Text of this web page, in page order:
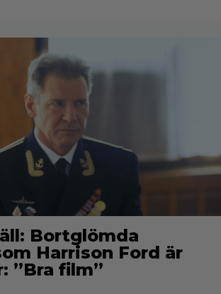
Bortglömda
Harrison Ford är
”Bra film”